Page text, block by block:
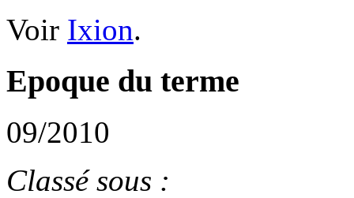
Voir Ixion.
Epoque du terme
09/2010
Classé sous :